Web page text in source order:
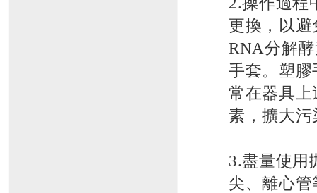
更換，以
RNA分解
手套。塑
常在器具
素，擴大污
3.盡量使用
尖、離心